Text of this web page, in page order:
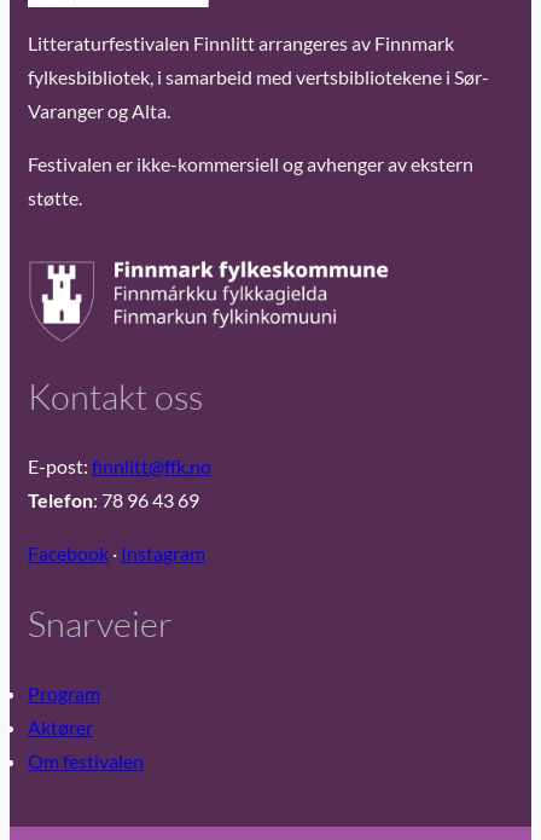
Litteraturfestivalen Finnlitt arrangeres av Finnmark
fylkesbibliotek, i samarbeid med vertsbibliotekene i Sør-
Varanger og Alta.
Festivalen er ikke-kommersiell og avhenger av ekstern
støtte.
Kontakt oss
E-post: finnlitt@ffk.no
Telefon: 78 96 43 69
Facebook · Instagram
Snarveier
Program
Aktører
Om festivalen